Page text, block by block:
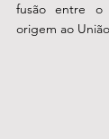
fusão entre
origem ao